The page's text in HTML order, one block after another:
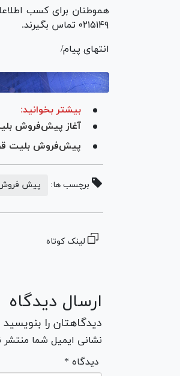
هموطنان برای کسب
۰۲۱۵۱۴۹ تماس بگیرند.
انتهای پیام/
بیشتر بخوانید:
آغاز پیش‌فروش
پیش‌فروش بلیت قطار‌های ۱۱ تا ۳۰
برچسب ها: پیش فروش
لینک کوتاه
ارسال دیدگاه
دیدگاهتان را بنویسید
نشانی ایمیل شما
* دیدگاه